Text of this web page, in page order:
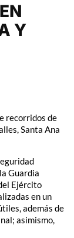
Y
recorridos de
Santa Ana
Guardia
Ejército
en un
además de
asimismo,